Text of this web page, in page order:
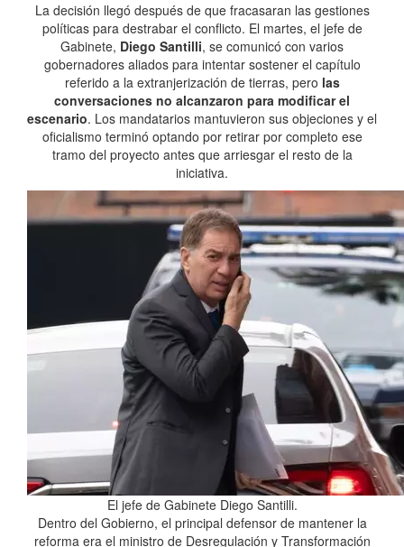
La decisión llegó después de que fracasaran las gestiones
políticas para destrabar el conflicto. El martes, el jefe de
Gabinete, Diego Santilli, se comunicó con varios
gobernadores aliados para intentar sostener el capítulo
referido a la extranjerización de tierras, pero las
conversaciones no alcanzaron para modificar el
escenario. Los mandatarios mantuvieron sus objeciones y el
oficialismo terminó optando por retirar por completo ese
tramo del proyecto antes que arriesgar el resto de la
iniciativa.
El jefe de Gabinete Diego Santilli.
Dentro del Gobierno, el principal defensor de mantener la
reforma era el ministro de Desregulación y Transformación